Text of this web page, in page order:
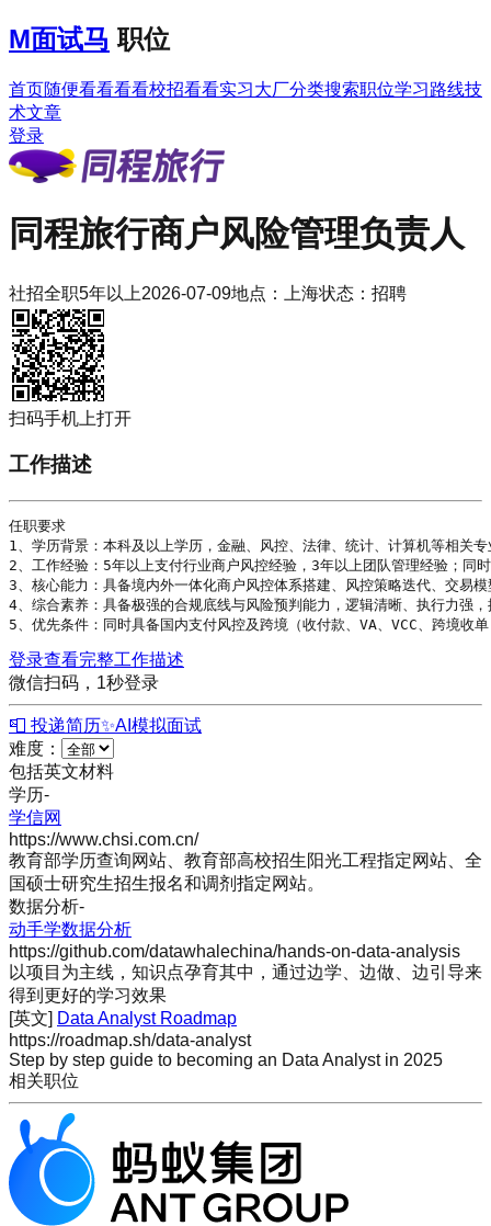
M面试马 职位
首页随便看看看看校招看看实习大厂分类搜索职位学习路线技
术文章
登录
同程旅行商户风险管理负责人
社招全职5年以上2026-07-09地点： 上海状态： 招聘
扫码手机上打开
工作描述
任职要求
1、 学历背景：本科及以上学历 ，金融、风控、法律、统计、计算机等相关
2、工作经验：5年以上支付行业商户风控经验，3年以上团队管理经验；同
3、核心能力：具备境内外一体化商户风控体系搭建、风控策略迭代、交易
4、综合素养：具备极强的合规底线与风险预判能力，逻辑清晰、执行力强
5、优先条件：同时具备国内支付风控及跨境（收付款、VA、VCC、跨境收
登录查看完整工作描述
微信扫码，1秒登录
📮 投递简历✨AI模拟面试
难度：
包括英文材料
学历-
学信网
https://www.chsi.com.cn/
教育部学历查询网站、教育部高校招生阳光工程指定网站、全
国硕士研究生招生报名和调剂指定网站。
数据分析-
动手学数据分析
https://github.com/datawhalechina/hands-on-data-analysis
以项目为主线，知识点孕育其中，通过边学、边做、边引导来
得到更好的学习效果
[英文] Data Analyst Roadmap
https://roadmap.sh/data-analyst
Step by step guide to becoming an Data Analyst in 2025
相关职位